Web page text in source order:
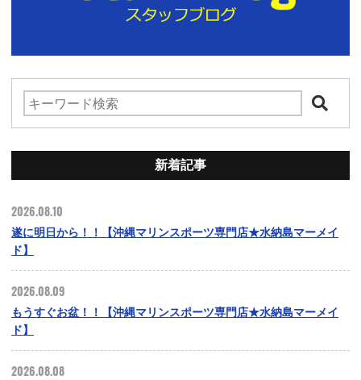
新着記事
2026.08.10
遂に明日から！！【沖縄マリンスポーツ専門店★水納島マーメイ
ド】
2026.08.09
もうすぐお盆！！【沖縄マリンスポーツ専門店★水納島マーメイ
ド】
2026.08.08